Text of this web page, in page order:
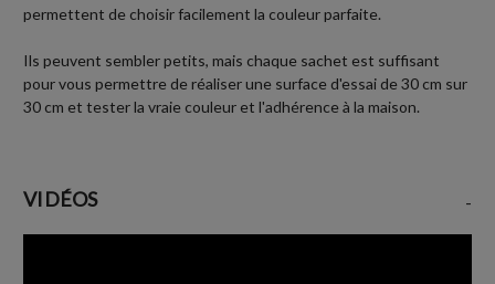
permettent de choisir facilement la couleur parfaite.
Ils peuvent sembler petits, mais chaque sachet est suffisant
pour vous permettre de réaliser une surface d'essai de 30 cm sur
30 cm et tester la vraie couleur et l'adhérence à la maison.
VIDÉOS -